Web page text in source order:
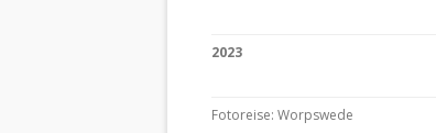
2023
Fotoreise: Worpswede